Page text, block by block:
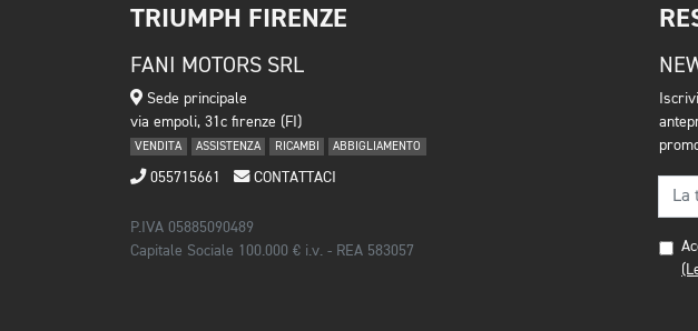
TRIUMPH FIRENZE
FANI MOTORS SRL
Sede principale
via empoli, 31c firenze (FI)
VENDITA ASSISTENZA RICAMBI ABBIGLIAMENTO
055715661 CONTATTACI
P.IVA 05885090489
Capitale Sociale 100.000 € i.v. - REA 583057